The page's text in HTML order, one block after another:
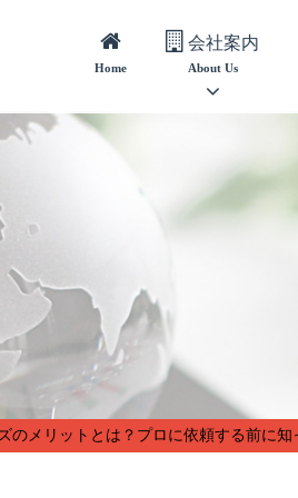
Home
会社案内
About Us
のメリットとは？プロに依頼する前に知